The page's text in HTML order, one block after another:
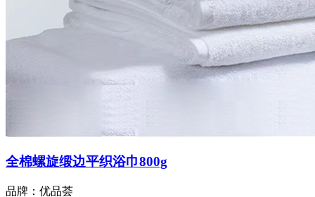
全棉螺旋缎边平织浴巾800g
品牌：优品荟